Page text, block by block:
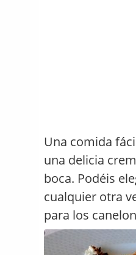
Una comida
una delicia
boca. Podéis
cualquier otra
para los